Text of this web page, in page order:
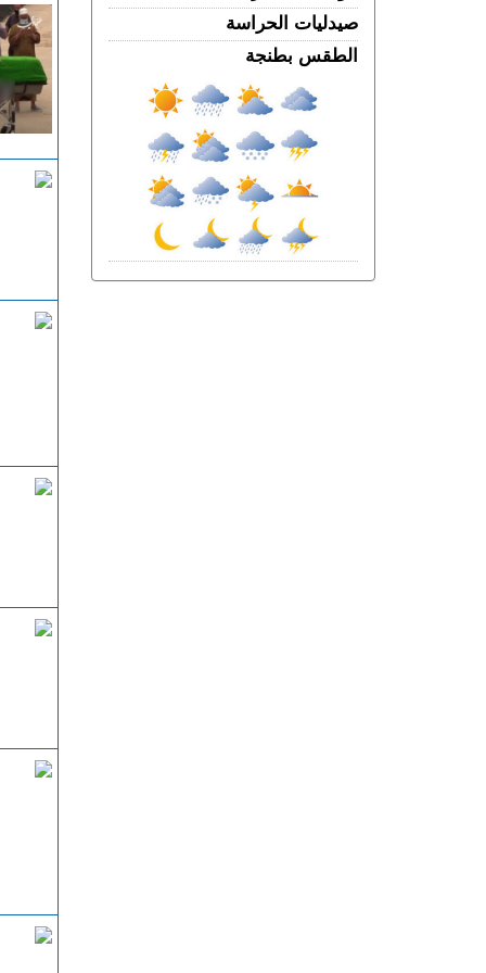
اندلاع حرائق الغابات إلى أعلى مستوى
الخميس 06 غشت | 18:06
لقيادة الفيفا
مهنيو الطاكسيات غاضبون بعد إدانة خمسة
الخميس 06 غشت | 12:28
بيان توضيحي.. مندوبية السجون تدحض
مزاعم بشأن غياب طبيب السجن
صيدليات الحراسة
الطقس بطنجة